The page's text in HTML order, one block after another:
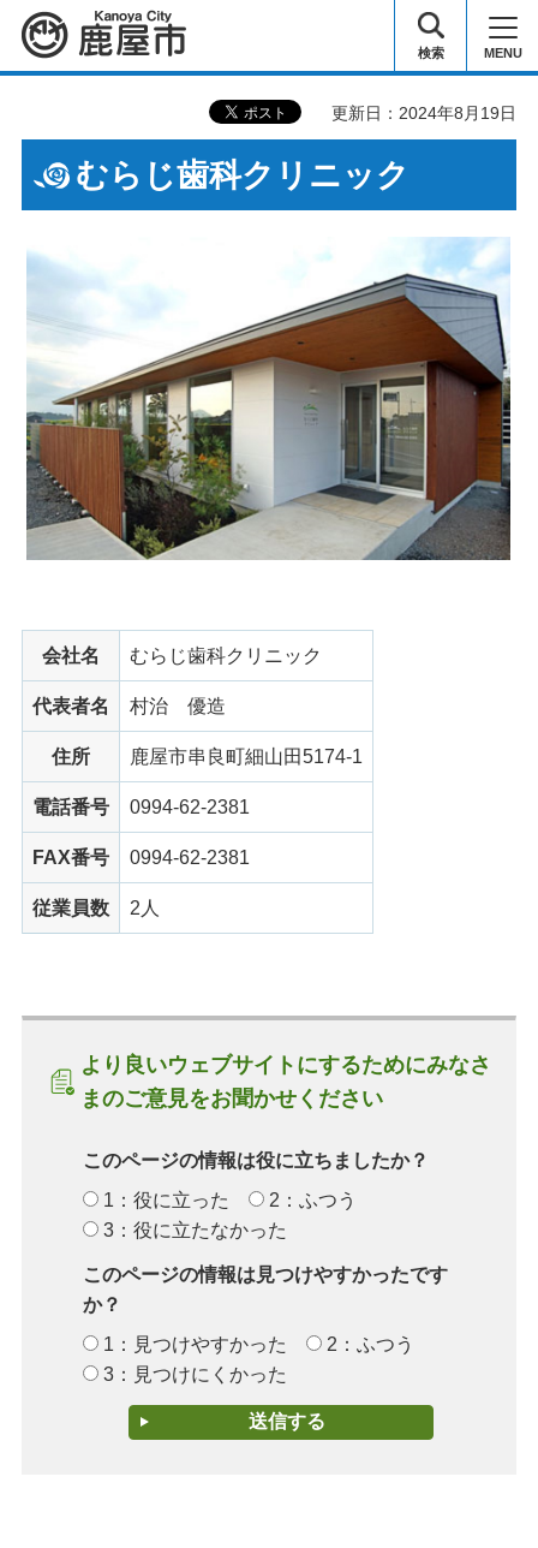
鹿屋市 検索 MENU
更新日：2024年8月19日
むらじ歯科クリニック
会社名 むらじ歯科クリニック
代表者名 村治 優造
住所 鹿屋市串良町細山田5174-1
電話番号 0994-62-2381
FAX番号 0994-62-2381
従業員数 2人
より良いウェブサイトにするためにみなさ
まのご意見をお聞かせください
このページの情報は役に立ちましたか？
1：役に立った
2：ふつう
3：役に立たなかった
このページの情報は見つけやすかったです
か？
1：見つけやすかった
2：ふつう
3：見つけにくかった